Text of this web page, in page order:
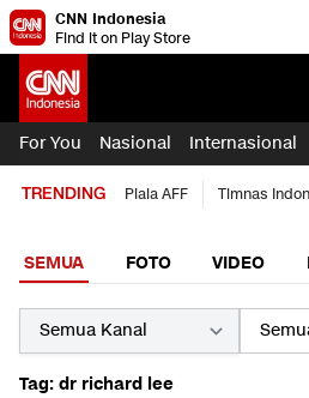
CNN Indonesia
Find it on Play Store
For You Nasional Internasional
TRENDING Piala AFF Timnas
SEMUA FOTO VIDEO
Tag: dr richard lee